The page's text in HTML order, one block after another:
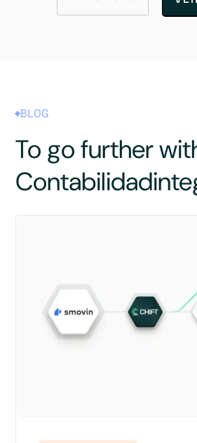
BLOG
To go further
Contabilidad